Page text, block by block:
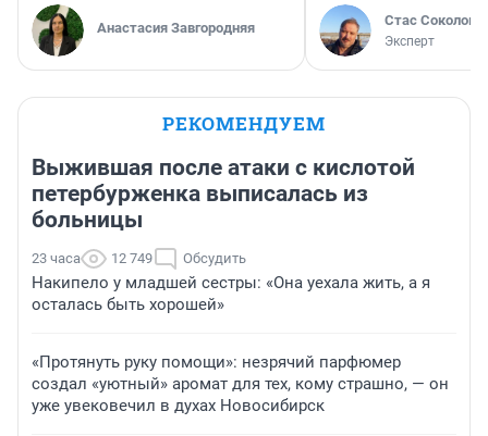
Анастасия Завгородняя Стас Соколов
Эксперт
РЕКОМЕНДУЕМ
Выжившая после атаки с кислотой
петербурженка выписалась из
больницы
23 часа 12 749 Обсудить
Накипело у младшей сестры: «Она уехала жить, а я
осталась быть хорошей»
«Протянуть руку помощи»: незрячий парфюмер
создал «уютный» аромат для тех, кому страшно, — он
уже увековечил в духах Новосибирск